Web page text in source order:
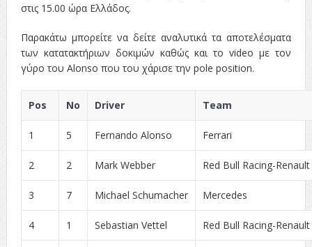
στις 15.00 ώρα Ελλάδος.
Παρακάτω μπορείτε να δείτε αναλυτικά τα αποτελέσματα
των κατατακτήριων δοκιμών καθώς και το video με τον
γύρο του Alonso που του χάρισε την pole position.
Pos No Driver Team
1 5 Fernando Alonso Ferrari
2 2 Mark Webber Red Bull Racing-Renault
3 7 Michael Schumacher Mercedes
4 1 Sebastian Vettel Red Bull Racing-Renault